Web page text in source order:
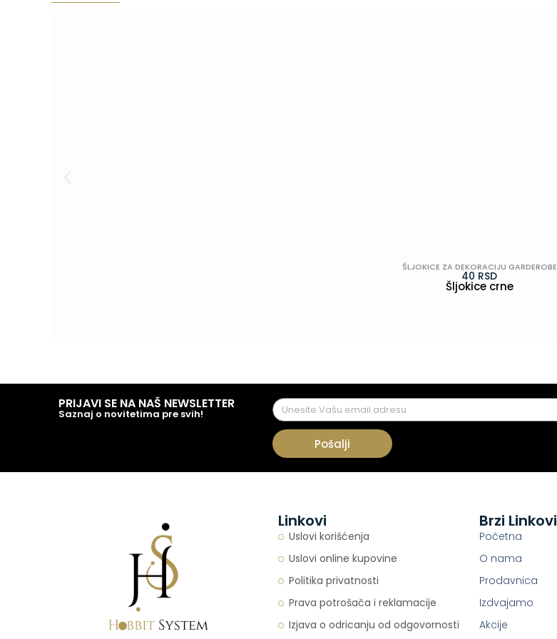
ŠLJOKICE ZA DEKORACIJU GARDEROBE
40 RSD
Šljokice crne
PRIJAVI SE NA NAŠ NEWSLETTER
Saznaj o novitetima pre svih!
Pošalji
Linkovi
Uslovi korišćenja
Uslovi online kupovine
Politika privatnosti
Prava potrošača i reklamacije
Izjava o odricanju od odgovornosti
Brzi Linkovi
Početna
O nama
Prodavnica
Izdvajamo
Akcije